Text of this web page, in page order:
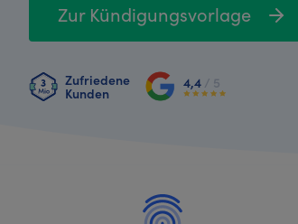
Zur Kündigungsvorlage
Zufriedene
Kunden
4,4 / 5